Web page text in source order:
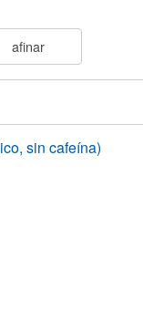
afinar
sin cafeína)